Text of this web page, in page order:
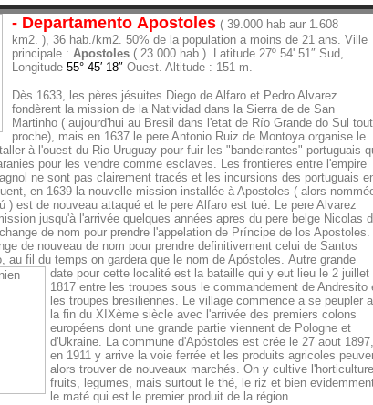
- Departamento Apostoles ( 39.000 hab aur 1.608
km2. ), 36 hab./km2. 50% de la population a moins de 21 ans. Ville
principale : Apostoles ( 23.000 hab ). Latitude 27º 54' 51″ Sud,
Longitude 55° 45′ 18″ Ouest. Altitude : 151 m.
Dès 1633, les pères jésuites Diego de Alfaro et Pedro Alvarez
fondèrent la mission de la Natividad dans la Sierra de de San
Martinho ( aujourd'hui au Bresil dans l'etat de Río Grande do Sul tout
proche), mais en 1637 le pere Antonio Ruiz de Montoya organise le
à l'ouest du Rio Uruguay pour fuir les "bandeirantes" portuguais
pour les vendre comme esclaves. Les frontieres entre l'empire
ne sont pas clairement tracés et les incursions des portuguais
en 1639 la nouvelle mission installée à Apostoles ( alors
) est de nouveau attaqué et le pere Alfaro est tué. Le pere Alvarez
jusqu'à l'arrivée quelques années apres du pere belge Nicolas
de nom pour prendre l'appelation de Príncipe de los Apostoles.
de nouveau de nom pour prendre definitivement celui de Santos
au fil du temps on gardera que le nom de Apóstoles. Autre grande
date pour cette localité est la bataille qui y eut lieu le 2 juillet
1817 entre les troupes sous le commandement de Andresito
les troupes bresiliennes. Le village commence a se peupler a
la fin du XIXème siècle avec l'arrivée des premiers colons
européens dont une grande partie viennent de Pologne et
d'Ukraine. La commune d'Apóstoles est crée le 27 aout 1897,
en 1911 y arrive la voie ferrée et les produits agricoles
alors trouver de nouveaux marchés. On y cultive
fruits, legumes, mais surtout le thé, le riz et bien
le maté qui est le premier produit de la région.